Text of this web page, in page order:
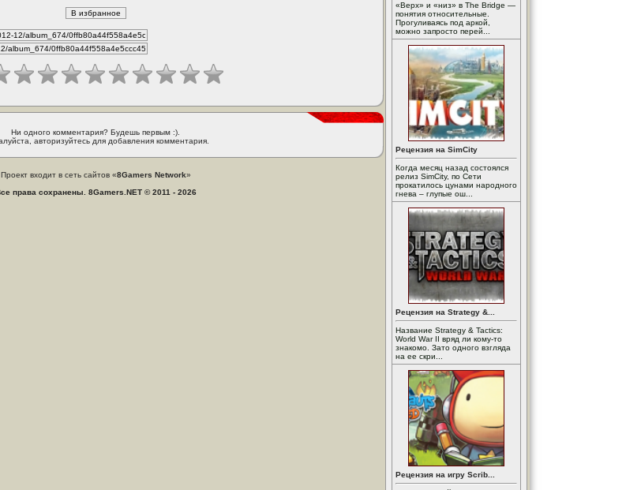
Ни одного комментария? Будешь первым :).
авторизуйтесь для добавления комментария.
Проект входит в сеть сайтов «8Gamers Network»
права сохранены. 8Gamers.NET © 2011 - 2026
«Верх» и «низ» в The Bridge —
понятия относительные.
Прогуливаясь под аркой,
можно запросто перей...
Рецензия на SimCity
Когда месяц назад состоялся
релиз SimCity, по Сети
прокатилось цунами народного
гнева – глупые ош...
Рецензия на Strategy &...
Название Strategy & Tactics:
World War II вряд ли кому-то
знакомо. Зато одного взгляда
на ее скри...
Рецензия на игру Scrib...